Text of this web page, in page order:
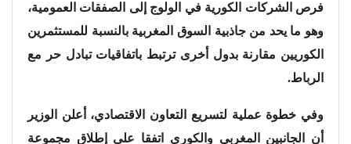
فرص الشركات الكورية في الولوج إلى الصفقات العمومية،
وهو ما يحد من جاذبية السوق المغربية بالنسبة للمستثمرين
الكوريين مقارنة بدول أخرى ترتبط باتفاقيات تبادل حر مع
الرباط.
وفي خطوة عملية لتسريع التعاون الاقتصادي، أعلن الوزير
أن الجانبين المغربي والكوري اتفقا على إطلاق مجموعة